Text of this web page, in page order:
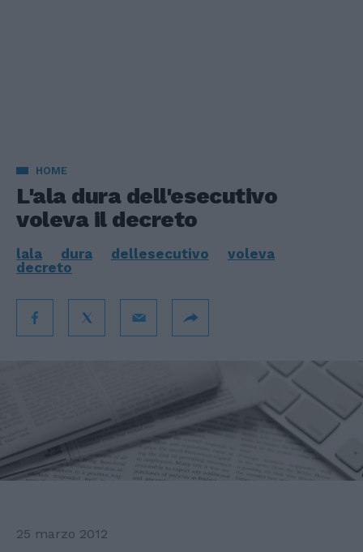
HOME
L'ala dura dell'esecutivo
voleva il decreto
lala dura dellesecutivo
voleva
decreto
25 marzo 2012